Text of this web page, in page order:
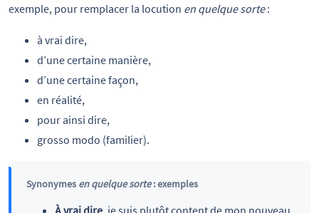
exemple, pour remplacer la locution en quelque sorte:
à vrai dire,
d’une certaine manière,
d’une certaine façon,
en réalité,
pour ainsi dire,
grosso modo (familier).
Synonymes en quelque sorte: exemples